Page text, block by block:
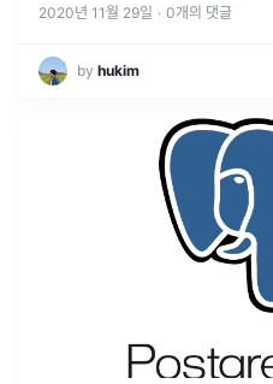
을 그룹 ...
2020년 11월 29일 · 0개의 댓글
by hukim